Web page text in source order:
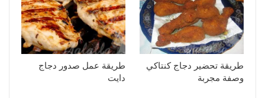
طريقة تحضير دجاج كنتاكي
وصفة مجربة
طريقة عمل صدور دجاج
دايت